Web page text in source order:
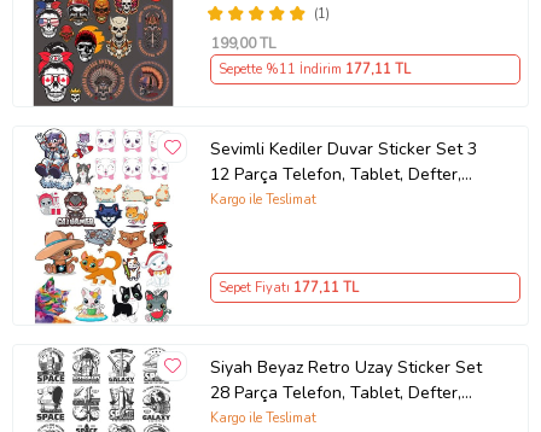
(1)
199,00 TL
Sepette %11 İndirim 177,11 TL
Sevimli Kediler Duvar Sticker Set 3
12 Parça Telefon, Tablet, Defter,
Laptop Sticker
Kargo ile Teslimat
Sepet Fiyatı 177,11 TL
Siyah Beyaz Retro Uzay Sticker Set
28 Parça Telefon, Tablet, Defter,
Laptop Sticker
Kargo ile Teslimat